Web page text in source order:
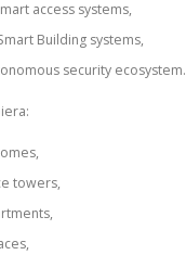
access systems,
Building systems,
security ecosystem.
towers,